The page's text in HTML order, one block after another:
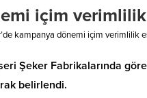
içim verimlilik
kampanya dönemi içim verimlilik
Şeker Fabrikalarında
belirlendi.